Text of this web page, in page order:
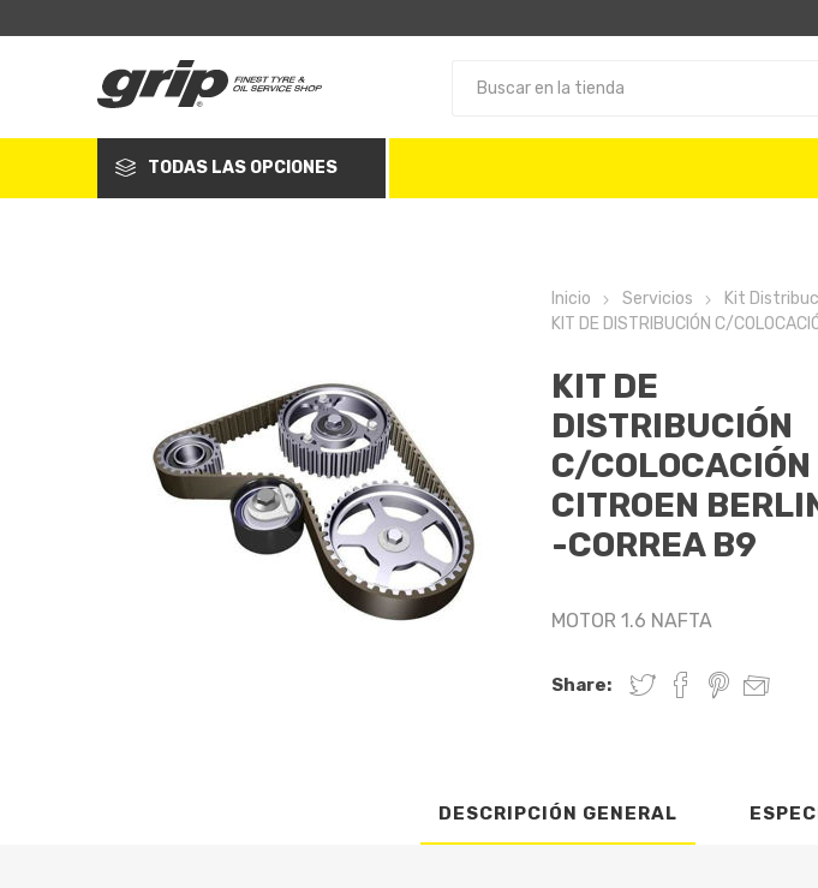
TODAS LAS OPCIONES
Inicio Servicios
Kit
KIT DE DISTRIBUCIÓN C/
KIT DE
DISTRIBUCIÓN
C/COLOCACIÓN
CITROEN
-CORREA B9
MOTOR 1.6 NAFTA
Share:
DESCRIPCIÓN GENERAL